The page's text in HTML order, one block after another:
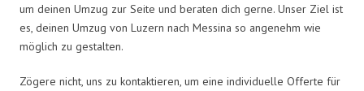
um deinen Umzug zur Seite und beraten dich gerne. Unser Ziel ist
es, deinen Umzug von Luzern nach Messina so angenehm wie
möglich zu gestalten.
Zögere nicht, uns zu kontaktieren, um eine individuelle Offerte für